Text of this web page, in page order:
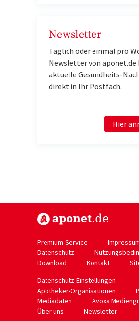
Newsletter
Täglich oder einmal pro
Newsletter von
aktuelle Gesundheits-
direkt in Ihr Postfach.
Hier
Premium-Service
Datenschutz
Download
Kontakt
Datenschutz-Einstellungen
Apotheker-Organisationen
Mediadaten
Avoxa
Über uns
Newsletter